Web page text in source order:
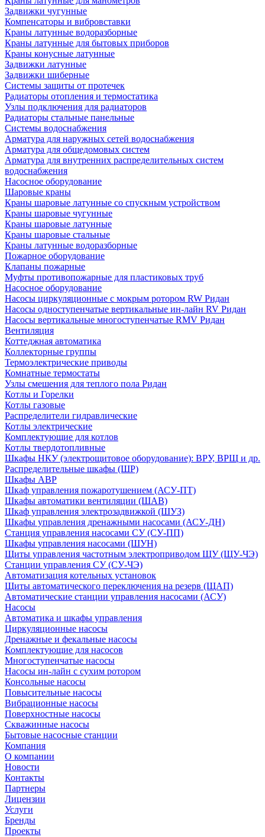
Задвижки чугунные
Компенсаторы и вибровставки
Краны латунные водоразборные
Краны латунные для бытовых приборов
Краны конусные латунные
Задвижки латунные
Задвижки шиберные
Системы защиты от протечек
Радиаторы отопления и термостатика
Узлы подключения для радиаторов
Радиаторы стальные панельные
Системы водоснабжения
Арматура для наружных сетей водоснабжения
Арматура для общедомовых систем
Арматура для внутренних распределительных систем
водоснабжения
Насосное оборудование
Шаровые краны
Краны шаровые латунные со спускным устройством
Краны шаровые чугунные
Краны шаровые латунные
Краны шаровые стальные
Краны латунные водоразборные
Пожарное оборудование
Клапаны пожарные
Муфты противопожарные для пластиковых труб
Насосное оборудование
Насосы циркуляционные с мокрым ротором RW Ридан
Насосы одноступенчатые вертикальные ин-лайн RV Ридан
Насосы вертикальные многоступенчатые RMV Ридан
Вентиляция
Коттеджная автоматика
Коллекторные группы
Термоэлектрические приводы
Комнатные термостаты
Узлы смешения для теплого пола Ридан
Котлы и Горелки
Котлы газовые
Распределители гидравлические
Котлы электрические
Комплектующие для котлов
Котлы твердотопливные
Шкафы НКУ (электрощитовое оборудование): ВРУ, ВРЩ и др.
Распределительные шкафы (ШР)
Шкафы АВР
Шкаф управления пожаротушением (АСУ-ПТ)
Шкафы автоматики вентиляции (ШАВ)
Шкаф управления электрозадвижкой (ШУЗ)
Шкафы управления дренажными насосами (АСУ-ДН)
Станция управления насосами СУ (СУ-ПП)
Шкафы управления насосами (ШУН)
Щиты управления частотным электроприводом ЩУ (ЩУ-ЧЭ)
Станции управления СУ (СУ-ЧЭ)
Автоматизация котельных установок
Щиты автоматического переключения на резерв (ЩАП)
Автоматические станции управления насосами (АСУ)
Насосы
Автоматика и шкафы управления
Циркуляционные насосы
Дренажные и фекальные насосы
Комплектующие для насосов
Многоступенчатые насосы
Насосы ин-лайн с сухим ротором
Консольные насосы
Повысительные насосы
Вибрационные насосы
Поверхностные насосы
Скважинные насосы
Бытовые насосные станции
Компания
О компании
Новости
Контакты
Партнеры
Лицензии
Услуги
Бренды
Проекты